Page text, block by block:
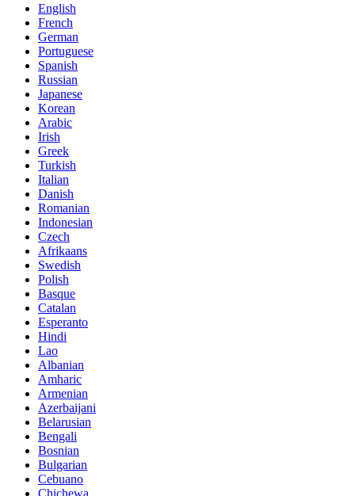
English
French
German
Portuguese
Spanish
Russian
Japanese
Korean
Arabic
Irish
Greek
Turkish
Italian
Danish
Romanian
Indonesian
Czech
Afrikaans
Swedish
Polish
Basque
Catalan
Esperanto
Hindi
Lao
Albanian
Amharic
Armenian
Azerbaijani
Belarusian
Bengali
Bosnian
Bulgarian
Cebuano
Chichewa